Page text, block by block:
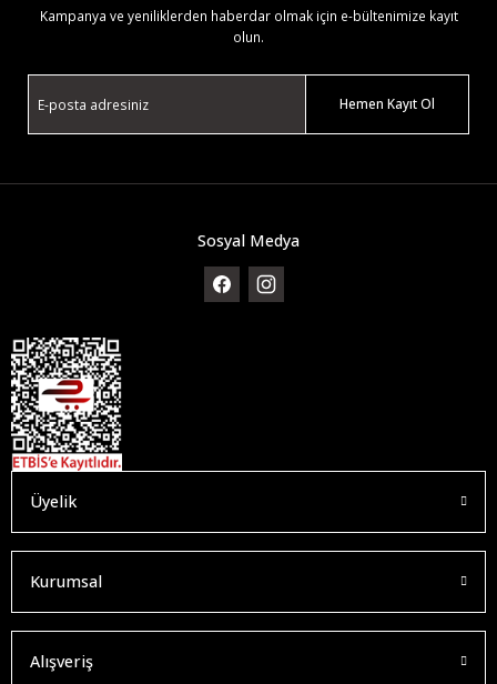
Kampanya ve yeniliklerden haberdar olmak için e-bültenimize kayıt
olun.
Hemen Kayıt Ol
Sosyal Medya
Üyelik
Kurumsal
Alışveriş